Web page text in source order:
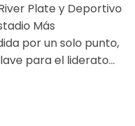
Plate y Deportivo
Más
por un solo punto,
para el liderato
2025. Gallardo llega
equipos buscan